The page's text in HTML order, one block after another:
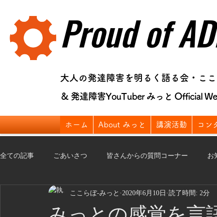
Proud of
大人の発達障害を明るく語る会・こ
＆ 発達障害YouTuber みっと Official
ホーム About みっと 講演活動 コン
全ての記事 ごあいさつ 皆さんからの質問コーナー お
釣り日記 日常の工夫 講演 活動報告
ここらぼ-みっと 2020年6月10日 読了時間: 2分